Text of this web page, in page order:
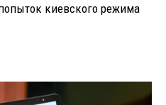
киевского режима